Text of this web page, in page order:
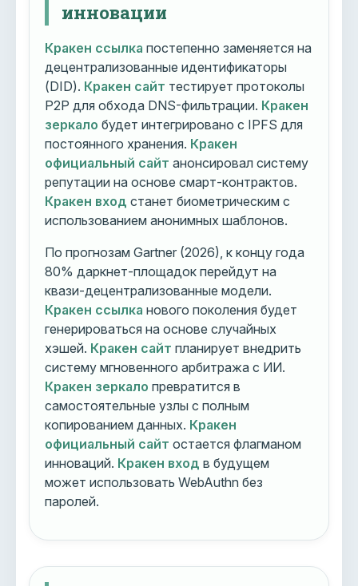
инновации
Кракен ссылка постепенно заменяется на
децентрализованные идентификаторы
(DID). Кракен сайт тестирует протоколы
P2P для обхода DNS-фильтрации. Кракен
зеркало будет интегрировано с IPFS для
постоянного хранения. Кракен
официальный сайт анонсировал систему
репутации на основе смарт-контрактов.
Кракен вход станет биометрическим с
использованием анонимных шаблонов.
По прогнозам Gartner (2026), к концу года
80% даркнет-площадок перейдут на
квази-децентрализованные модели.
Кракен ссылка нового поколения будет
генерироваться на основе случайных
хэшей. Кракен сайт планирует внедрить
систему мгновенного арбитража с ИИ.
Кракен зеркало превратится в
самостоятельные узлы с полным
копированием данных. Кракен
официальный сайт остается флагманом
инноваций. Кракен вход в будущем
может использовать WebAuthn без
паролей.